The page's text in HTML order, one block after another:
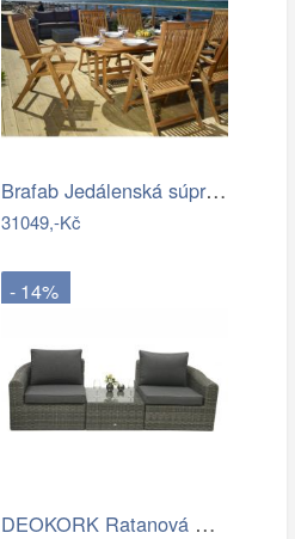
Brafab Jedálenská súprava EVERTON Mdum
31049,-Kč
- 14%
DEOKORK Ratanová modulová sestava…